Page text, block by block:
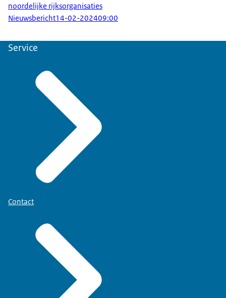
noordelijke rijksorganisaties
Nieuwsbericht14-02-202409:00
Service
Contact